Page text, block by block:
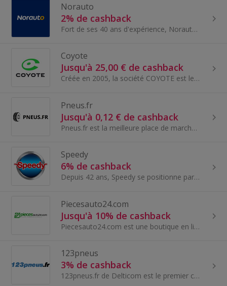
Norauto
2% de cashback
Fort de ses 40 ans d'expérience, Norauto est devenu le spécialiste de l'entretien et de l'équipement auto, avec pour objectif de construire une con...
Coyote
Jusqu'à 25,00 € de cashback
Créée en 2005, la société COYOTE est le leader européen de l’information communautaire en temps réel. Certifiée NF « Assistant d’Aide à la Conduite...
Pneus.fr
Jusqu'à 0,12 € de cashback
Pneus.fr est la meilleure place de marché de comparaison de produits et de prix pour les pneus, jantes et les accessoires automobiles.
Speedy
6% de cashback
Depuis 42 ans, Speedy se positionne parmi les enseignes leaders du secteur de l’entretien automobile multimarques...
Piecesauto24.com
Jusqu'à 10% de cashback
Piecesauto24.com est une boutique en ligne de pièces auto - l'un des plus grands fournisseurs de pièces détachées automobiles et d'accessoires auto...
123pneus
3% de cashback
123pneus.fr de Delticom est le premier commerçant de pneus en ligne en Europe avec plus de 100 marques et environ 25 000 références de pneus.